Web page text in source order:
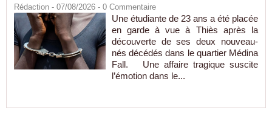
Rédaction - 07/08/2026 - 0 Commentaire
Une étudiante de 23 ans a été placée
en garde à vue à Thiès après la
découverte de ses deux nouveau-
nés décédés dans le quartier Médina
Fall. Une affaire tragique suscite
l’émotion dans le...